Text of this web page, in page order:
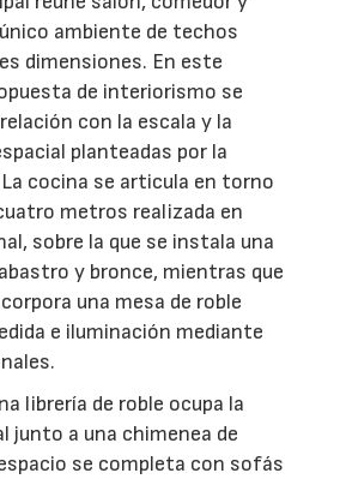
ambiente de techos
dimensiones. En este
de interiorismo se
con la escala y la
planteadas por la
cocina se articula en torno
metros realizada en
sobre la que se instala una
y bronce, mientras que
una mesa de roble
e iluminación mediante
librería de roble ocupa la
junto a una chimenea de
se completa con sofás